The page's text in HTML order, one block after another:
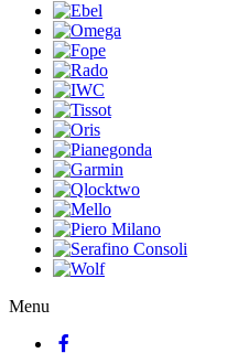
Menu